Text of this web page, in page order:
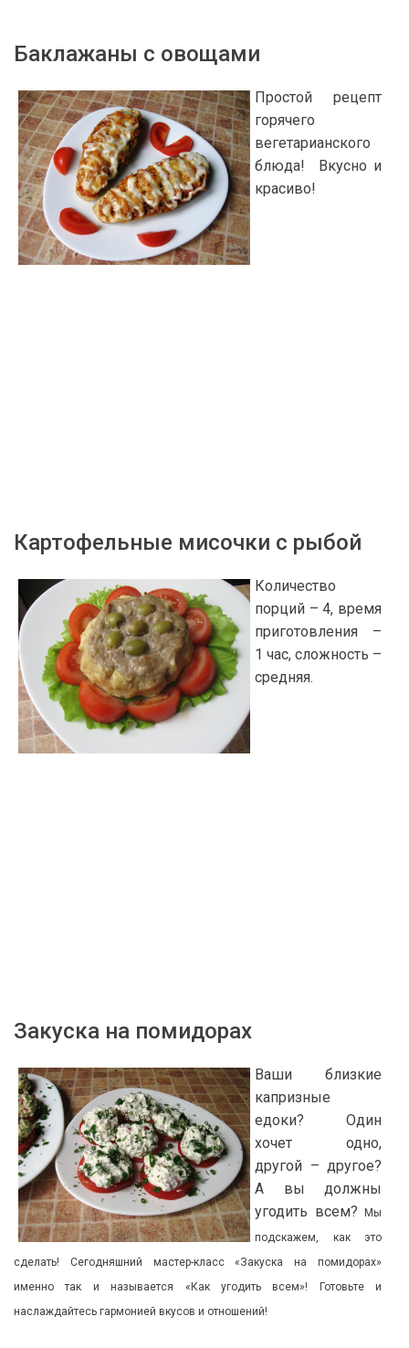
Баклажаны с овощами
Простой рецепт
горячего
вегетарианского
блюда! Вкусно и
красиво!
Картофельные мисочки с рыбой
Количество
порций – 4, время
приготовления –
1 час, сложность –
средняя.
Закуска на помидорах
Ваши близкие
капризные
едоки? Один
хочет одно,
другой – другое?
А вы должны
угодить всем?
Мы
подскажем, как это
сделать! Сегодняшний мастер-класс «Закуска на помидорах»
именно так и называется «Как угодить всем»! Готовьте и
наслаждайтесь гармонией вкусов и отношений!